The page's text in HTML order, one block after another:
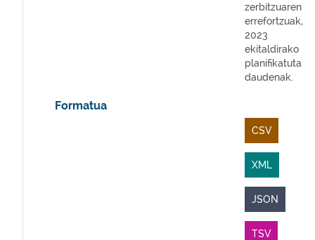
zerbitzuaren
errefortzuak,
2023
ekitaldirako
planifikatuta
daudenak.
Formatua
CSV
XML
JSON
TSV